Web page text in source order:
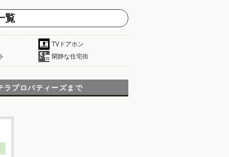
覧
TVドアホン
閑静な住宅街
ラプロパティーズまで